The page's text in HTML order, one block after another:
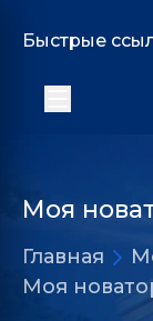
Быстрые
Моя
Главная
Моя